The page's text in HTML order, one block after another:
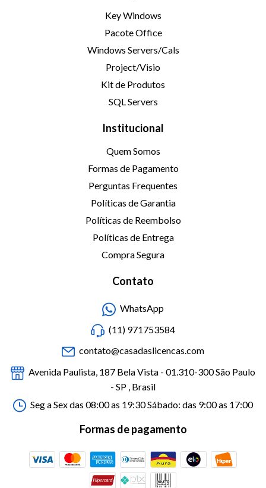
Key Windows
Pacote Office
Windows Servers/Cals
Project/Visio
Kit de Produtos
SQL Servers
Institucional
Quem Somos
Formas de Pagamento
Perguntas Frequentes
Políticas de Garantia
Políticas de Reembolso
Políticas de Entrega
Compra Segura
Contato
WhatsApp
(11) 971753584
contato@casadaslicencas.com
Avenida Paulista, 187 Bela Vista - 01.310-300 São Paulo
- SP , Brasil
Seg a Sex das 08:00 as 19:30 Sábado: das 9:00 as 17:00
Formas de pagamento